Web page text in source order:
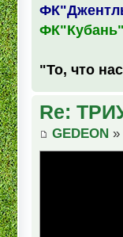
ФК"Кубань"
"То, что
Re:
GEDEON »